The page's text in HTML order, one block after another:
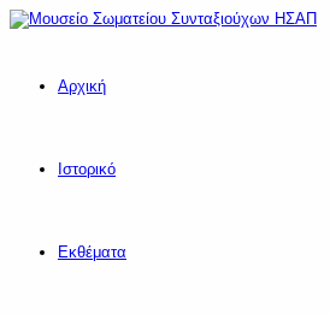
Αρχική
Ιστορικό
Εκθέματα